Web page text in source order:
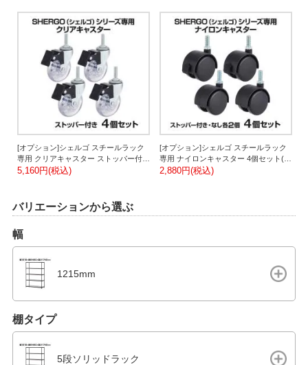
[オプション]シェルゴ スチールラック
専用 クリアキャスター ストッパー付き
4個セット
5,160円(税込)
[オプション]シェルゴ スチールラック
専用 ナイロンキャスター 4個セット(ス
トッパー付き2個/なし2個)
2,880円(税込)
バリエーションから選ぶ
幅
1215mm
棚タイプ
5段ソリッドラック